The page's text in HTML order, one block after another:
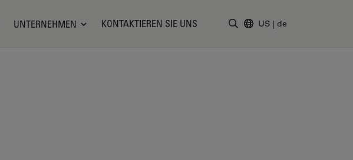
UNTERNEHMEN KONTAKTIEREN SIE UNS US | de